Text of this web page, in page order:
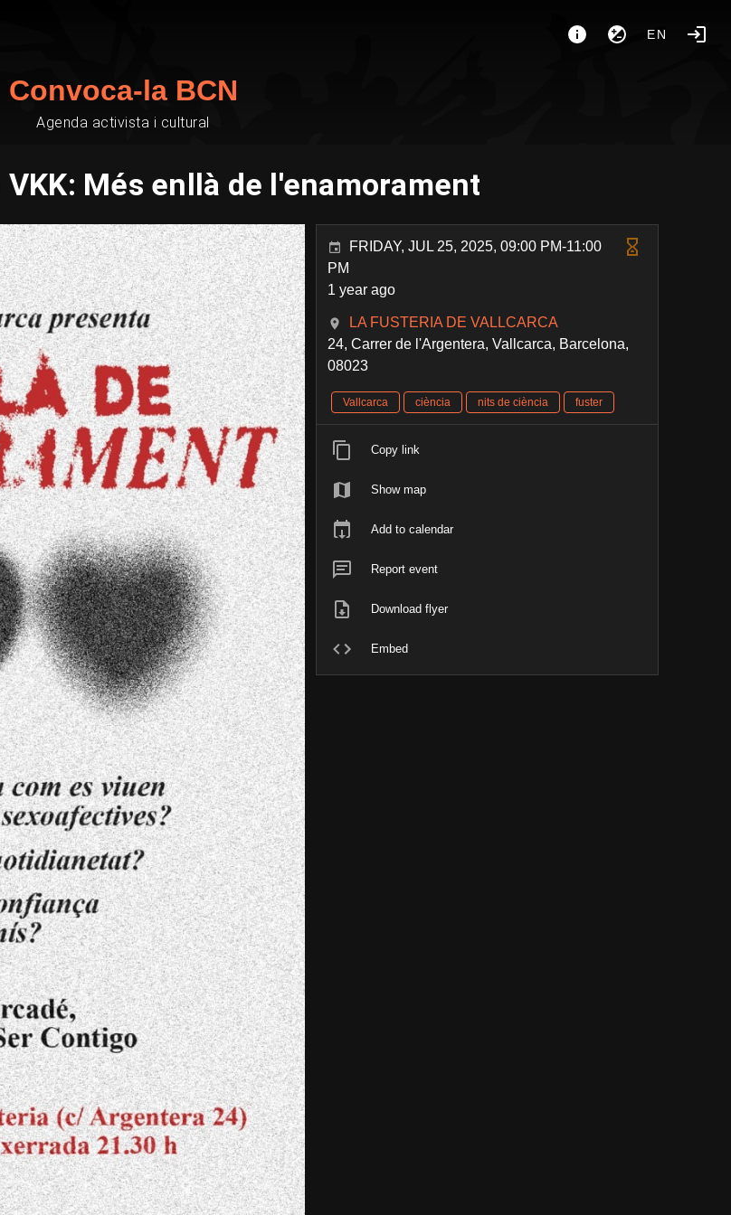
EN
Convoca-la BCN
Agenda activista i cultural
Més enllà de l'enamorament
FRIDAY, JUL 25, 2025, 09:00 PM-11:00
PM
1 year ago
LA FUSTERIA DE VALLCARCA
24, Carrer de l'Argentera, Vallcarca, Barcelona,
08023
Vallcarca ciència nits de ciència fuster
Copy link
Show map
Add to calendar
Report event
Download flyer
Embed